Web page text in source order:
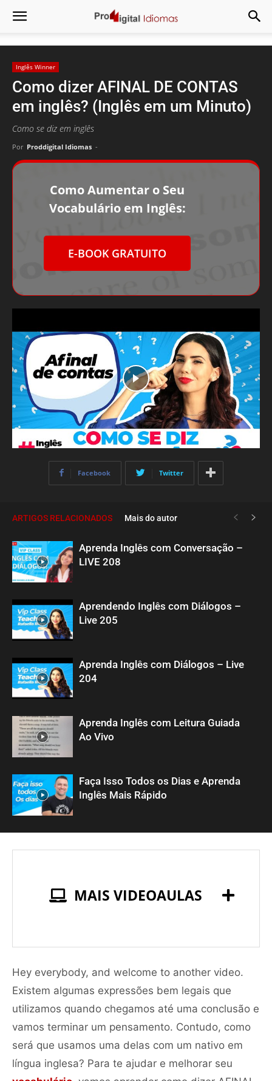
Inglês Winner
Como dizer AFINAL DE CONTAS
em inglês? (Inglês em um Minuto)
Como se diz em inglês
Por Proddigital Idiomas -
Como Aumentar o Seu
Vocabulário em Inglês:
E-BOOK GRATUITO
Facebook Twitter
ARTIGOS RELACIONADOS Mais do autor
Aprenda Inglês com Conversação –
LIVE 208
Aprendendo Inglês com Diálogos –
Live 205
Aprenda Inglês com Diálogos – Live
204
Aprenda Inglês com Leitura Guiada
Ao Vivo
Faça Isso Todos os Dias e Aprenda
Inglês Mais Rápido
MAIS VIDEOAULAS
Hey everybody, and welcome to another video.
Existem algumas expressões bem legais que
utilizamos quando chegamos até uma conclusão e
vamos terminar um pensamento. Contudo, como
será que usamos uma delas com um nativo em
língua inglesa? Para te ajudar e melhorar seu